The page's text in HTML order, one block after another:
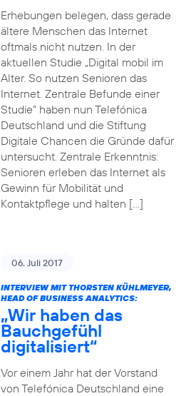
Erhebungen belegen, dass gerade
ältere Menschen das Internet
oftmals nicht nutzen. In der
aktuellen Studie „Digital mobil im
Alter. So nutzen Senioren das
Internet. Zentrale Befunde einer
Studie“ haben nun Telefónica
Deutschland und die Stiftung
Digitale Chancen die Gründe dafür
untersucht. Zentrale Erkenntnis:
Senioren erleben das Internet als
Gewinn für Mobilität und
Kontaktpflege und halten […]
06. Juli 2017
INTERVIEW MIT THORSTEN KÜHLMEYER,
HEAD OF BUSINESS ANALYTICS:
„Wir haben das
Bauchgefühl
digitalisiert“
Vor einem Jahr hat der Vorstand
von Telefónica Deutschland eine